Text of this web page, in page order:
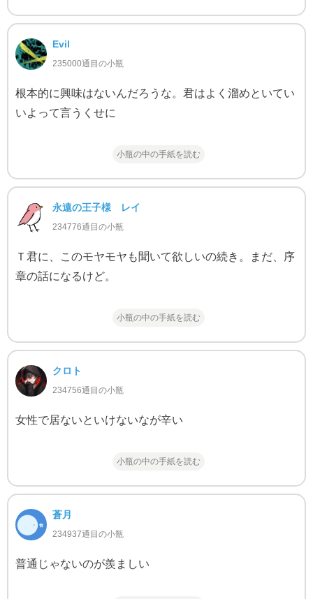
Evil
235000通目の小瓶
根本的に興味はないんだろうな。君はよく溜めといてい
いよって言うくせに
小瓶の中の手紙を読む
永遠の王子様 レイ
234776通目の小瓶
Ｔ君に、このモヤモヤも聞いて欲しいの続き。まだ、序
章の話になるけど。
小瓶の中の手紙を読む
クロト
234756通目の小瓶
女性で居ないといけないなが辛い
小瓶の中の手紙を読む
蒼月
234937通目の小瓶
普通じゃないのが羨ましい